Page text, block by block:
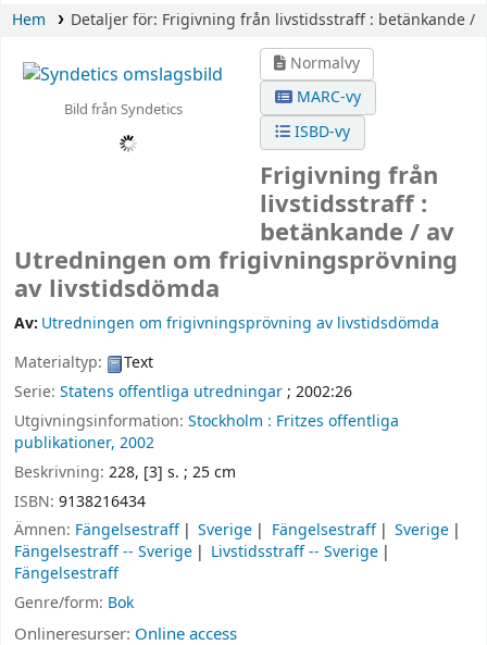
Hem Detaljer för: Frigivning från livstidsstraff : betänkande /
Bild från Syndetics
Normalvy
MARC-vy
ISBD-vy
Frigivning från
livstidsstraff :
betänkande / av
Utredningen om frigivningsprövning
av livstidsdömda
Av: Utredningen om frigivningsprövning av livstidsdömda
Materialtyp:
Text
Serie: Statens offentliga utredningar; 2002:26
Utgivningsinformation: Stockholm : Fritzes offentliga
publikationer, 2002
Beskrivning: 228, [3] s. ; 25 cm
ISBN: 9138216434
Ämnen: Fängelsestraff Sverige Fängelsestraff
Sverige
Fängelsestraff -- Sverige
Livstidsstraff -- Sverige
Fängelsestraff
Genre/form: Bok
Onlineresurser: Online access